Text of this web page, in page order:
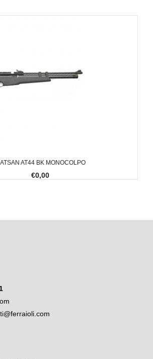
AT44 BK MONOCOLPO
€0,00